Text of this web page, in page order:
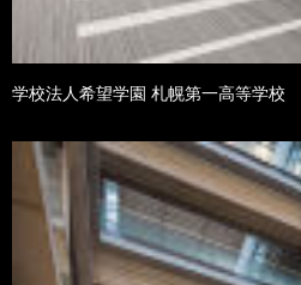
学校法人希望学園 札幌第一高等学校